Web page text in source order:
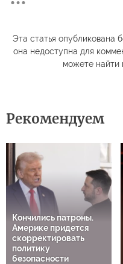
Эта статья опубликована
она недоступна для
можете найти
Рекомендуем
Кончились патроны.
Америке придется
скорректировать
политику
безопасности